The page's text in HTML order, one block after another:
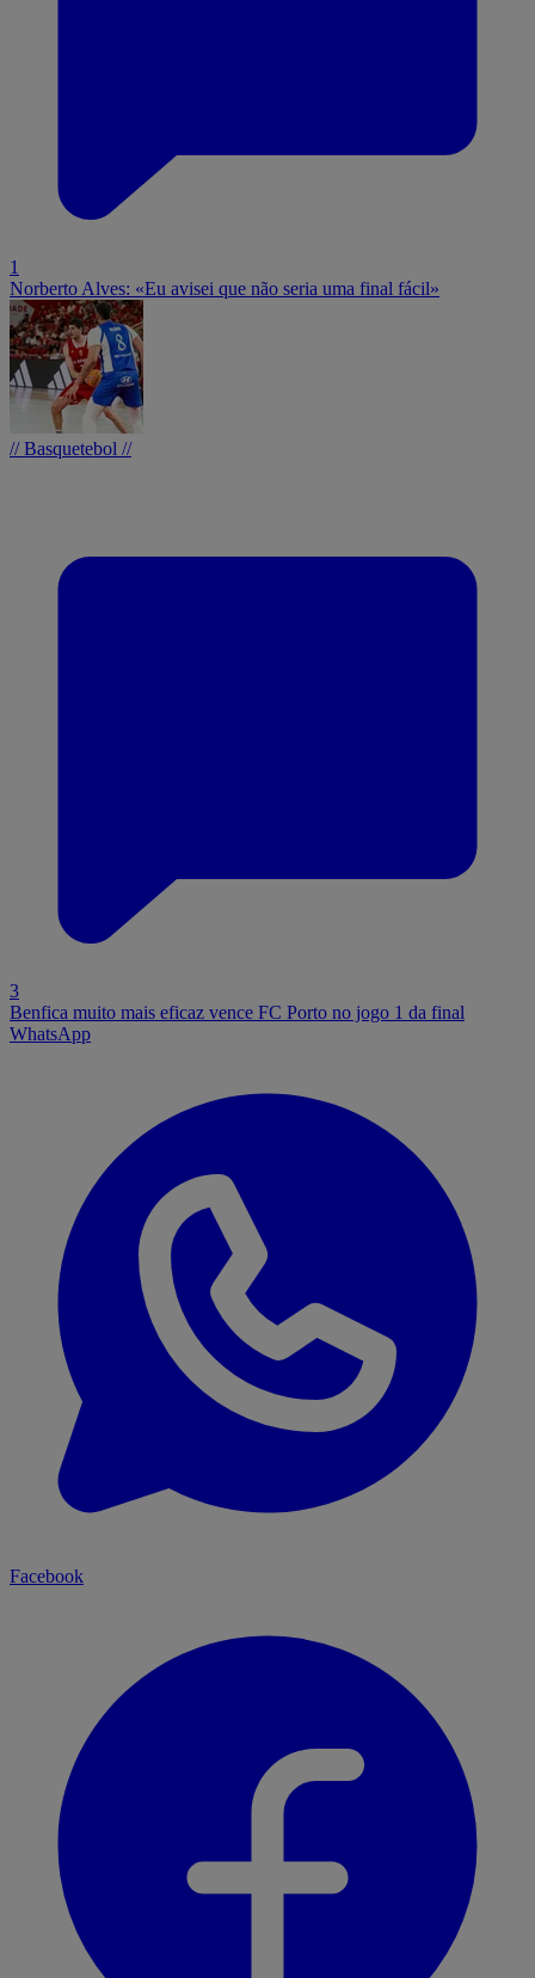
1
Norberto Alves: «Eu avisei que não seria uma final fácil»
// Basquetebol //
3
Benfica muito mais eficaz vence FC Porto no jogo 1 da final
WhatsApp
Facebook